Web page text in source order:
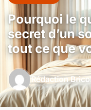
Pourquoi le
secret d’un
tout ce que
Rédaction